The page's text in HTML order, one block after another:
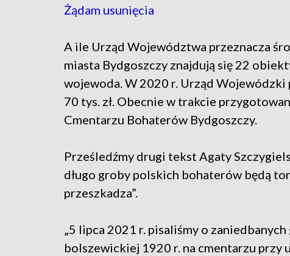
Żądam usunięcia
A ile Urząd Województwa przeznacza
miasta Bydgoszczy znajdują się 22
wojewoda. W 2020 r. Urząd Wojewódzki
70 tys. zł. Obecnie w trakcie
Cmentarzu Bohaterów Bydgoszczy.
Prześledźmy drugi tekst Agaty
długo groby polskich bohaterów będą
przeszkadza”.
„5 lipca 2021 r. pisaliśmy o
bolszewickiej 1920 r. na cmentarzu